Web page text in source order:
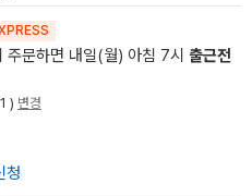
문하면 내일(월) 아침 7시 출근전
) 변경
청